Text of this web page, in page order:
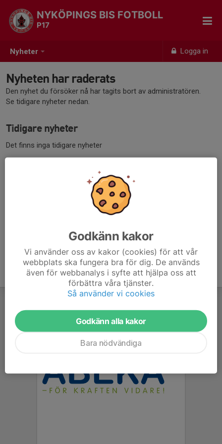
Nyheter Logga in
NYKÖPINGS BIS FOTBOLL
P17
Nyheten har raderats
Den nyhet du försöker nå har tagits bort av administratören.
Se tidigare nyheter nedan.
Tidigare nyheter
Det finns inga tidigare nyheter
Godkänn kakor
Vi använder oss av kakor (cookies) för att vår
webbplats ska fungera bra för dig. De används
även för webbanalys i syfte att hjälpa oss att
förbättra våra tjänster.
Så använder vi cookies
Godkänn alla kakor
Bara nödvändiga